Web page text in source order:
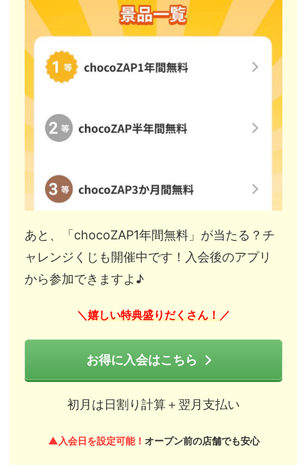
あと、「chocoZAP1年間無料」が当たる？チ
ャレンジくじも開催中です！入会後のアプリ
から参加できますよ♪
＼ 嬉しい特典盛りだくさん！ ／
お得に入会はこちら
初月は日割り計算＋翌月支払い
▲入会日を設定可能！ オープン前の店舗でも安心